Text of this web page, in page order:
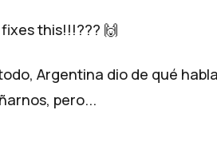
this!!!??? 🙌
Argentina dio de qué
pero...